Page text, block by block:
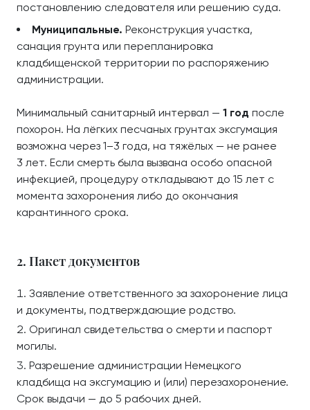
постановлению следователя или решению суда.
Муниципальные. Реконструкция участка,
санация грунта или перепланировка
кладбищенской территории по распоряжению
администрации.
Минимальный санитарный интервал — 1 год после
похорон. На лёгких песчаных грунтах эксгумация
возможна через 1–3 года, на тяжёлых — не ранее
3 лет. Если смерть была вызвана особо опасной
инфекцией, процедуру откладывают до 15 лет с
момента захоронения либо до окончания
карантинного срока.
2. Пакет документов
Заявление ответственного за захоронение лица
и документы, подтверждающие родство.
Оригинал свидетельства о смерти и паспорт
могилы.
Разрешение администрации Немецкого
кладбища на эксгумацию и (или) перезахоронение.
Срок выдачи — до 5 рабочих дней.